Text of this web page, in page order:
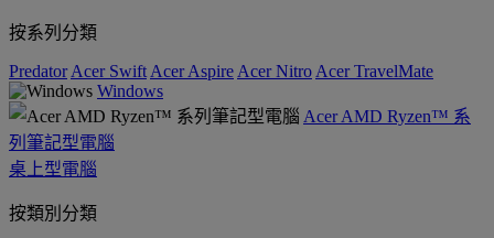
按系列分類
Predator Acer Swift Acer Aspire Acer Nitro Acer TravelMate
Windows
Acer AMD Ryzen™ 系
列筆記型電腦
桌上型電腦
按類別分類